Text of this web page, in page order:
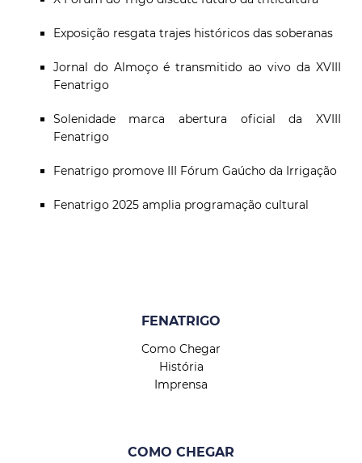
Exposição resgata trajes históricos das soberanas
Jornal do Almoço é transmitido ao vivo da XVIII
Fenatrigo
Solenidade marca abertura oficial da XVIII
Fenatrigo
Fenatrigo promove III Fórum Gaúcho da Irrigação
Fenatrigo 2025 amplia programação cultural
FENATRIGO
Como Chegar
História
Imprensa
COMO CHEGAR